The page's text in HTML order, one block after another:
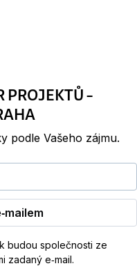
–
podle Vašeho zájmu.
budou společnosti ze
zadaný e‑mail.